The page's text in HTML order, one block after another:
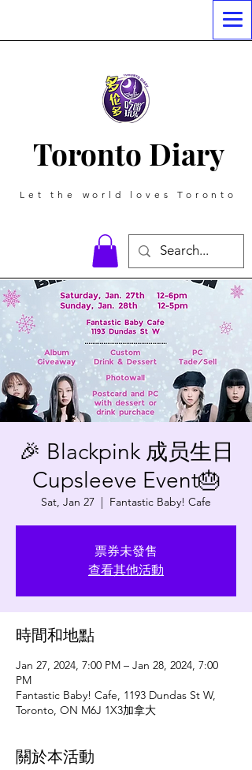
Toronto Diary
Let the world loves Toronto
🎉 Blackpink 成员生日
Cupsleeve Event🎂
Sat, Jan 27
  |
Fantastic Baby! Cafe
票券未發售
查看其他活動
時間和地點
Jan 27, 2024, 7:00 PM – Jan 28, 2024, 7:00
PM
Fantastic Baby! Cafe, 1193 Dundas St W,
Toronto, ON M6J 1X3加拿大
關於本活動